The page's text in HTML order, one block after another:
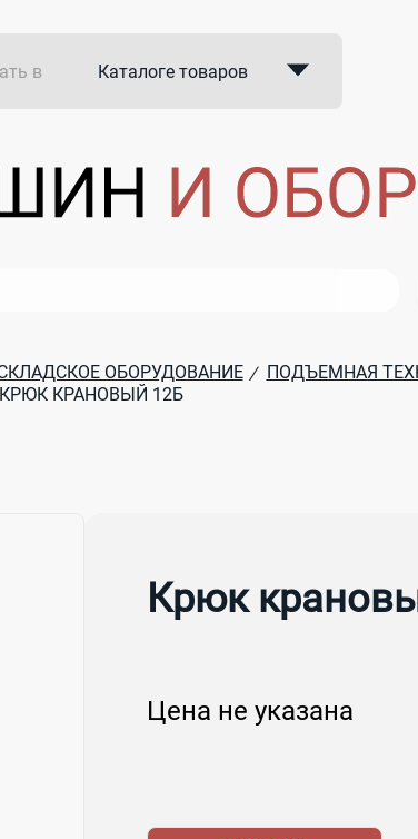
в Каталоге товаров
В закупках
ОБОРУДОВАНИЕ / ПОДЪЕМНАЯ
КРЮК КРАНОВЫЙ 12Б
Крюк
Цена не указана